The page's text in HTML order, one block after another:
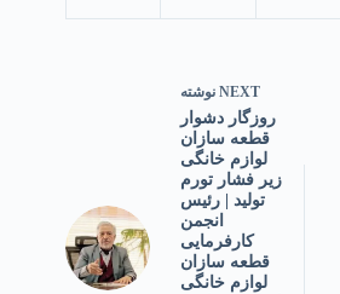
NEXT نوشته
روزگار دشوار
قطعه سازان
لوازم خانگی
زیر فشار تورم
تولید | رئیس
انجمن
کارفرمایی
قطعه سازان
لوازم خانگی